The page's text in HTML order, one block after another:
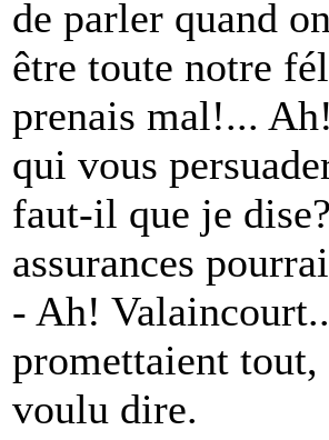
de parler quand
être toute notre
prenais mal!...
qui vous
faut-il que je
assurances
- Ah!
promettaient
voulu dire.